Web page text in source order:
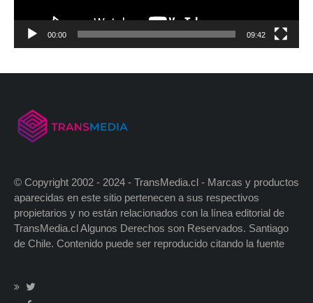
00:00 09:42
© Copyright 2002 - 2024 - TransMedia.cl - Marcas y productos
aparecidas en este sitio pertenecen a sus respectivos
propietarios y no están relacionados con la línea editorial de
TransMedia.cl Algunos Derechos son Reservados. Santiago
de Chile. Contenido puede ser reproducido citando la fuente